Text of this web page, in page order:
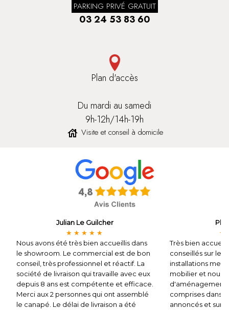
PARKING PRIVÉ GRATUIT
03 24 53 83 60
Plan d'accès
Du mardi au samedi
9h-12h/14h-19h
house Visite et conseil à domicile
Julian Le Guilcher
★ ★ ★ ★ ★
Nous avons été très bien accueillis dans
le showroom. Le commercial est de bon
conseil, très professionnel et réactif. La
société de livraison qui travaille avec eux
depuis 8 ans est compétente et efficace.
Merci aux 2 personnes qui ont assemblé
le canapé. Le délai de livraison a été
★
Très bien
conseillés sur le
installations
mobilier et nous
d'aménagement.
comprises dans
annoncés et sur